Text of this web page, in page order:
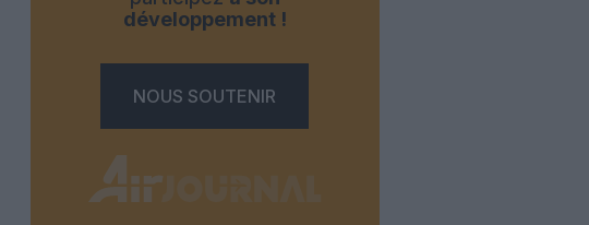
développement !
NOUS SOUTENIR